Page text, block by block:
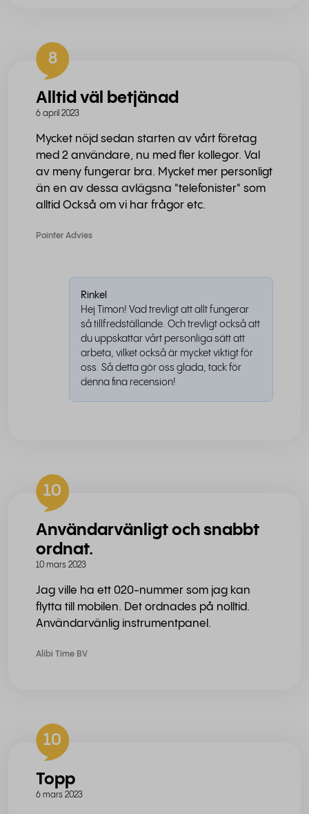
8
Alltid väl betjänad
6 april 2023
Mycket nöjd sedan starten av vårt företag
med 2 användare, nu med fler kollegor. Val
av meny fungerar bra. Mycket mer personligt
än en av dessa avlägsna "telefonister" som
alltid Också om vi har frågor etc.
Pointer Advies
Rinkel
Hej Timon! Vad trevligt att allt fungerar
så tillfredställande. Och trevligt också att
du uppskattar vårt personliga sätt att
arbeta, vilket också är mycket viktigt för
oss. Så detta gör oss glada, tack för
denna fina recension!
10
Användarvänligt och snabbt
ordnat.
10 mars 2023
Jag ville ha ett 020-nummer som jag kan
flytta till mobilen. Det ordnades på nolltid.
Användarvänlig instrumentpanel.
Alibi Time BV
10
Topp
6 mars 2023